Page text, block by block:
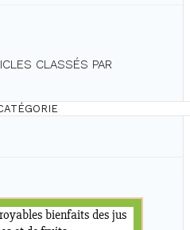
CLASSÉS PAR